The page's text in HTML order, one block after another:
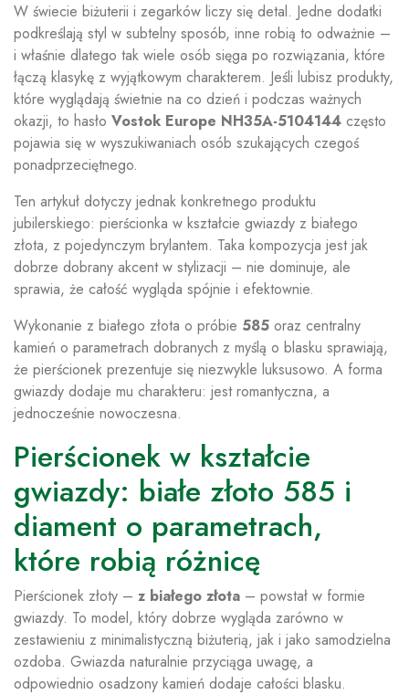
W świecie biżuterii i zegarków liczy się detal. Jedne dodatki
podkreślają styl w subtelny sposób, inne robią to odważnie –
i właśnie dlatego tak wiele osób sięga po rozwiązania, które
łączą klasykę z wyjątkowym charakterem. Jeśli lubisz produkty,
które wyglądają świetnie na co dzień i podczas ważnych
okazji, to hasło Vostok Europe NH35A-5104144 często
pojawia się w wyszukiwaniach osób szukających czegoś
ponadprzeciętnego.
Ten artykuł dotyczy jednak konkretnego produktu
jubilerskiego: pierścionka w kształcie gwiazdy z białego
złota, z pojedynczym brylantem. Taka kompozycja jest jak
dobrze dobrany akcent w stylizacji – nie dominuje, ale
sprawia, że całość wygląda spójnie i efektownie.
Wykonanie z białego złota o próbie 585 oraz centralny
kamień o parametrach dobranych z myślą o blasku sprawiają,
że pierścionek prezentuje się niezwykle luksusowo. A forma
gwiazdy dodaje mu charakteru: jest romantyczna, a
jednocześnie nowoczesna.
Pierścionek w kształcie
gwiazdy: białe złoto 585 i
diament o parametrach,
które robią różnicę
Pierścionek złoty – z białego złota – powstał w formie
gwiazdy. To model, który dobrze wygląda zarówno w
zestawieniu z minimalistyczną biżuterią, jak i jako samodzielna
ozdoba. Gwiazda naturalnie przyciąga uwagę, a
odpowiednio osadzony kamień dodaje całości blasku.